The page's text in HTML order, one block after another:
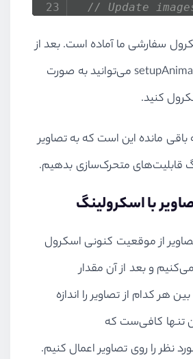
// Update
// Set the
setTransform
سفارشی ما آماده است. بعد از
فراخوانی تابع setupAnimation می‌توانید به صورت
کنید.
مانده این است که به تصاویر
قابلیت‌های متحرک‌سازی بدهیم.
با اسکرولینگ
از موقعیت کنونی اسکرول
و بعد از آن مقدار
intersectionratio بین هر کدام از تصاویر را اندازه
تنها کافی‌ست که